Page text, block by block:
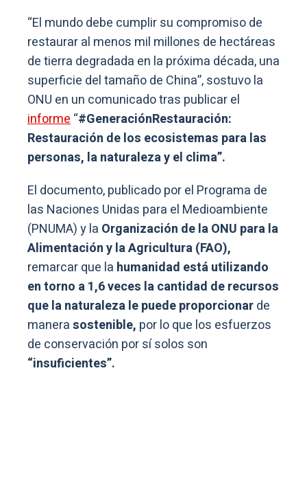
“El mundo debe cumplir su compromiso de
restaurar al menos mil millones de hectáreas
de tierra degradada en la próxima década, una
superficie del tamaño de China”, sostuvo la
ONU en un comunicado tras publicar el
informe“#GeneraciónRestauración:
Restauración de los ecosistemas para las
personas, la naturaleza y el clima”.
El documento, publicado por el Programa de
las Naciones Unidas para el Medioambiente
(PNUMA) y la Organización de la ONU para la
Alimentación y la Agricultura (FAO),
remarcar que la humanidad está utilizando
en torno a 1,6 veces la cantidad de recursos
que la naturaleza le puede proporcionarde
manerasostenible, por lo que los esfuerzos
de conservación por sí solos son
“insuficientes”.